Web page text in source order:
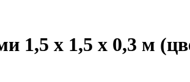
1,5 х 1,5 х 0,3 м